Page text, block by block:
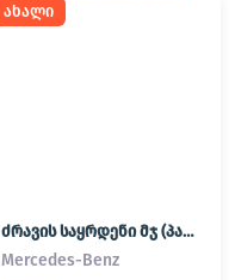
ახალი
ძრავის საყრდენი მჯ (პადმატორნი)
Mercedes-Benz